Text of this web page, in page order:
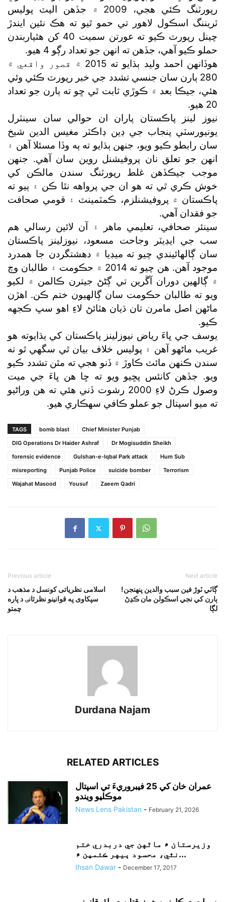
رپورٽنگ ڪئي هجي، 2009 ۾ جڏهن اليٽ پوليس
ٽريننگ اسڪول لاهور تي حمو ٿيو ته هڪ نئين ايندڙ
چينل رپورٽ ڪيو ته عورتن سميت 40 کن هٿياربندن
حملو ڪيو آهي، جڏهن ته انهن جو تعداد رڳو 4 هيو.
هوڏانهن احمد وليد ٻڌايو ته 2015 ۾ قصور واقعي ۾
280 ٻارن سان جنسي تشدد جي خبر رپورٽ ڪئي وئي
هئي، جيڪا بعد ۾ ڪوڙي ثابت ٿي ڇو ته ٻارن جو تعداد
20 هيو.
نيوز لينز پاڪستان پاران ان حوالي سان سينٽرل
يونيورسٽي پنجاب جي ڊين ڊاڪٽر مغيس الدين شيخ
سان رابطو ڪيو ويو، جنهن ٻڌايو ته ٻه وڏا مسئلا آهن ۽
انهن جو تعلق نان پروفيشنل روين سان آهي. جنهن
موجب جيڪڏهن غلط رپورٽنگ سندن مالڪن کي
خوش ڪري ٿي ته هو ان جي پرواهه نٿا ڪن ۽ ٻيو ته
پاڪستان ۾ پروفيشنلزم، ڪمٽمينٽ ۽ قومي صحافت
جو فقدان آهي.
سينئر صحافي، تعليمي ماهر ۽ آن لائين رسالي هم
سب جي ايڊيٽر وجاحت مسعود، نيوزلينز پاڪستان
سان ڳالهائيندي چيو ته ميڊيا ۾ دهشتگردن جا همدرد
موجود آهن. هن چيو ته 2014 ۾ حڪومت ۽ طالبان وچ
۾ ڳالهين دوران آڱرين تي ڳڻڻ جيترن ڪالمن ۾ لکيو
ويو ته طالبان حڪومت سان ڳالهيون ختم ڪن. اهڙن
ماڻهن اصل مامرن تان ڌيان هٽائڻ لاءِ اهو سڀ ڪجهه
ڪيو.
يوسف جي ڀاءَ رياض نيوزلينز پاڪستان کي ٻڌايوته هو
غريب ماڻهو آهن ۽ پوليس خلاف بيان ٿي سگهي ٿو ته
سندن ڪنهن مائٽ ڪاوڙ ۾ ڏنو هجي ته مٿن تشدد ڪيو
ويو. جڏهن کانئس پڇيو ويو ته ڇا هن ڀاءَ جي ميت
وصول ڪرڻ لاءِ 2000 رشوت ڏني هئي ته هن وراڻيو
ته ميو اسپتال جو عملو ڪافي سهڪاري هيو.
TAGS bomb blast
Chief Minister Punjab
DIG Operations Dr Haider Ashraf
Dr Mogisuddin Sheikh
forensic evidence
Gulshan-e-Iqbal Park attack
Hum Sub
misreporting
Punjab Police suicide bomber
Terrorism
Wajahat Masood
Yousuf Zaeem Qadri
Previous article
اسلامى نظرياتى کونسل د مذهب د
سپکاوى په قوانينو نظرثانۍ د پاره
چمتو
Next article
!ڳاٽي ٽوڙ فين سبب والدين پنهنجن
ٻارن کي نجي اسڪولن مان ڪڍڻ
لڳا
Durdana Najam
RELATED ARTICLES
عمران خان کي 25 فيبروريءَ تي اسپتال
موڪليو ويندو
News Lens Pakistan - February 21, 2026
وزيرستان ۾ ماڻهن جي دربدري ختم
نٿي، محسود ٻيهر ڪئمپن ۾...
Ihsan Dawar - December 17, 2017